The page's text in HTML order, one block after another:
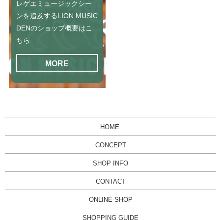
レゲエミュージックシー
ンを追及するLION MUSIC
DENのショップ概要はこ
ちら
MORE
HOME
CONCEPT
SHOP INFO
CONTACT
ONLINE SHOP
SHOPPING GUIDE